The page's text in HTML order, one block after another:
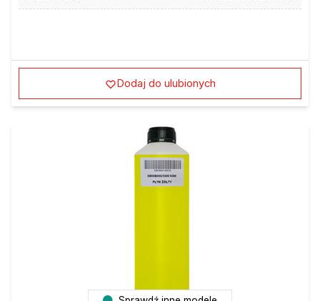
Dodaj do ulubionych